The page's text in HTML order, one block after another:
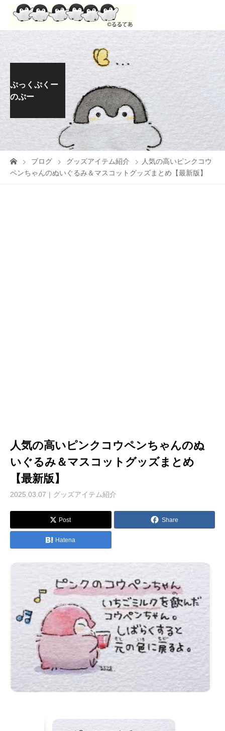
ぷっくぷくー
のぷー
ブログ グッズアイテム紹介
人気の高いピンクコウ
ペンちゃんのぬいぐるみ＆マスコットグッズまとめ【最新版】
人気の高いピンクコウペンちゃんのぬ
いぐるみ＆マスコットグッズまとめ
【最新版】
2025.03.07 グッズアイテム紹介
Post Share
Hatena